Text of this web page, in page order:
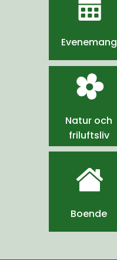
Evenemang
Natur och
friluftsliv
Boende